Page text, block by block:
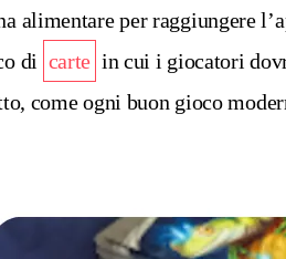
per raggiungere
di carte in cui i giocatori
ogni buon gioco